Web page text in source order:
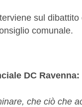
sul
comunale.
DC Ravenna:
che ciò che